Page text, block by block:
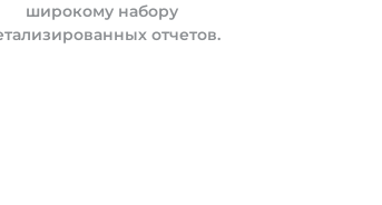
широкому набору
отчетов.